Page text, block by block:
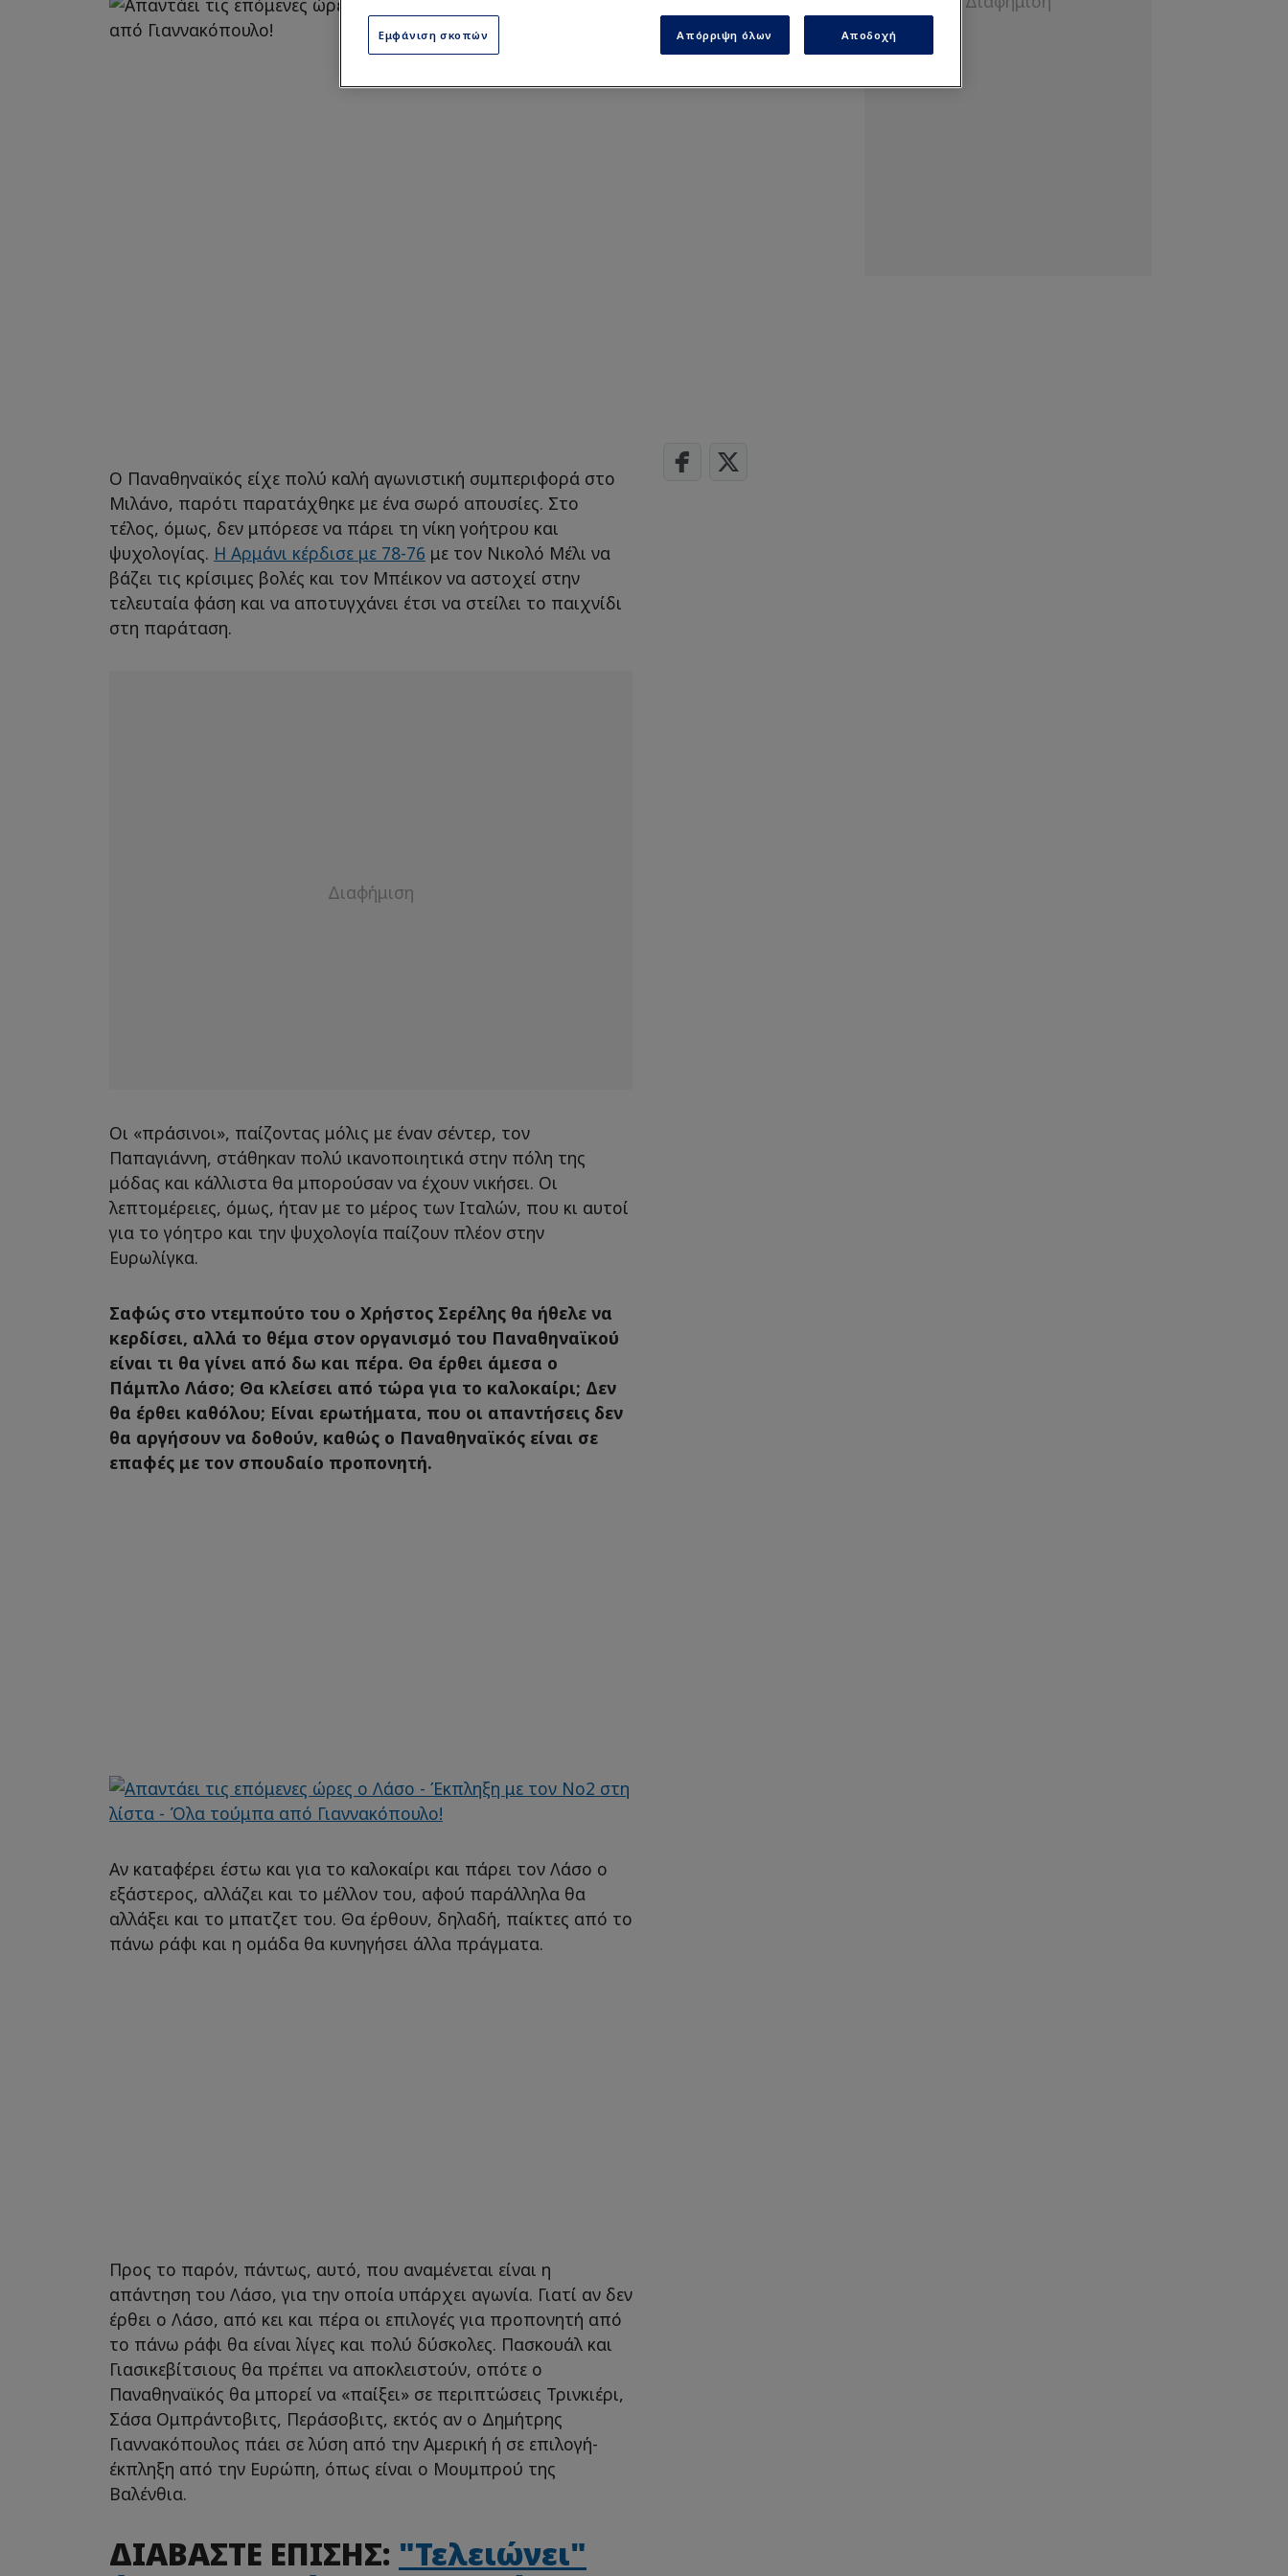
Ο Παναθηναϊκός είχε πολύ καλή αγωνιστική συμπεριφορά στο
Μιλάνο, παρότι παρατάχθηκε με ένα σωρό απουσίες. Στο
τέλος, όμως, δεν μπόρεσε να πάρει τη νίκη γοήτρου και
ψυχολογίας. Η Αρμάνι κέρδισε με 78-76 με τον Νικολό Μέλι να
βάζει τις κρίσιμες βολές και τον Μπέικον να αστοχεί στην
τελευταία φάση και να αποτυγχάνει έτσι να στείλει το παιχνίδι
στη παράταση.
Οι «πράσινοι», παίζοντας μόλις με έναν σέντερ, τον
Παπαγιάννη, στάθηκαν πολύ ικανοποιητικά στην πόλη της
μόδας και κάλλιστα θα μπορούσαν να έχουν νικήσει. Οι
λεπτομέρειες, όμως, ήταν με το μέρος των Ιταλών, που κι αυτοί
για το γόητρο και την ψυχολογία παίζουν πλέον στην
Ευρωλίγκα.
Σαφώς στο ντεμπούτο του ο Χρήστος Σερέλης θα ήθελε να
κερδίσει, αλλά το θέμα στον οργανισμό του Παναθηναϊκού
είναι τι θα γίνει από δω και πέρα. Θα έρθει άμεσα ο
Πάμπλο Λάσο; Θα κλείσει από τώρα για το καλοκαίρι; Δεν
θα έρθει καθόλου; Είναι ερωτήματα, που οι απαντήσεις δεν
θα αργήσουν να δοθούν, καθώς ο Παναθηναϊκός είναι σε
επαφές με τον σπουδαίο προπονητή.
Αν καταφέρει έστω και για το καλοκαίρι και πάρει τον Λάσο ο
εξάστερος, αλλάζει και το μέλλον του, αφού παράλληλα θα
αλλάξει και το μπατζετ του. Θα έρθουν, δηλαδή, παίκτες από το
πάνω ράφι και η ομάδα θα κυνηγήσει άλλα πράγματα.
Προς το παρόν, πάντως, αυτό, που αναμένεται είναι η
απάντηση του Λάσο, για την οποία υπάρχει αγωνία. Γιατί αν δεν
έρθει ο Λάσο, από κει και πέρα οι επιλογές για προπονητή από
το πάνω ράφι θα είναι λίγες και πολύ δύσκολες. Πασκουάλ και
Γιασικεβίτσιους θα πρέπει να αποκλειστούν, οπότε ο
Παναθηναϊκός θα μπορεί να «παίξει» σε περιπτώσεις Τρινκιέρι,
Σάσα Ομπράντοβιτς, Περάσοβιτς, εκτός αν ο Δημήτρης
Γιαννακόπουλος πάει σε λύση από την Αμερική ή σε επιλογή-
έκπληξη από την Ευρώπη, όπως είναι ο Μουμπρού της
Βαλένθια.
ΔΙΑΒΑΣΤΕ ΕΠΙΣΗΣ: "Τελειώνει"
Εμφάνιση σκοπών Απόρριψη όλων Αποδοχή